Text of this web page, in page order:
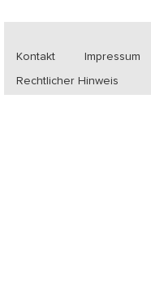
Kontakt Impressum
Rechtlicher Hinweis